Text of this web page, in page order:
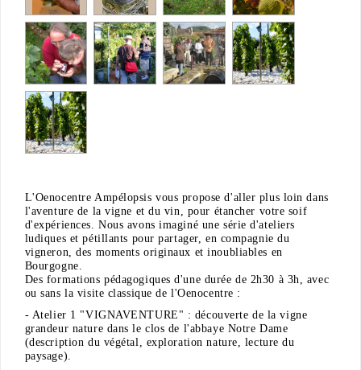
L'Oenocentre Ampélopsis vous propose d'aller plus loin dans
l'aventure de la vigne et du vin, pour étancher votre soif
d'expériences. Nous avons imaginé une série d'ateliers
ludiques et pétillants pour partager, en compagnie du
vigneron, des moments originaux et inoubliables en
Bourgogne.
Des formations pédagogiques d'une durée de 2h30 à 3h, avec
ou sans la visite classique de l'Oenocentre :
- Atelier 1 "VIGNAVENTURE" : découverte de la vigne
grandeur nature dans le clos de l'abbaye Notre Dame
(description du végétal, exploration nature, lecture du
paysage).